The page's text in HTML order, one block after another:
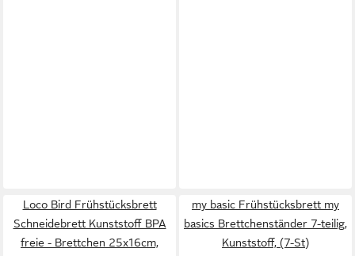
Loco Bird Frühstücksbrett
Schneidebrett Kunststoff BPA
freie - Brettchen 25x16cm,
my basic Frühstücksbrett my
basics Brettchenständer 7-teilig,
Kunststoff, (7-St)